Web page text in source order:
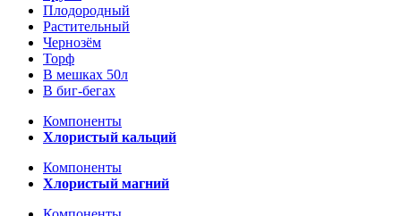
Плодородный
Растительный
Чернозём
Торф
В мешках 50л
В биг-бегах
Компоненты
Хлористый кальций
Компоненты
Хлористый магний